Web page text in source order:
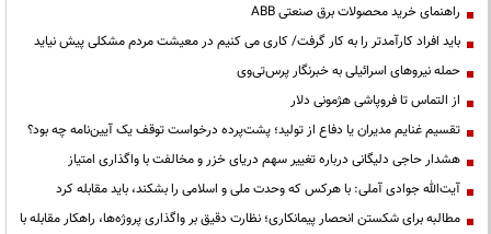
راهنمای خرید محصولات برق صنعتی ABB
باید افراد کارآمدتر را به کار گرفت/ کاری می کنیم در معیشت مردم مشکلی پیش نیاید
حمله نیروهای اسرائیلی به خبرنگار پرس‌تی‌وی
از التماس تا فروپاشی هژمونی دلار
تقسیم غنایم مدیران یا دفاع از تولید؛ پشت‌پرده درخواست توقف یک آیین‌نامه چه بود؟
هشدار حاجی دلیگانی درباره تغییر سهم دریای خزر و مخالفت با واگذاری امتیاز
آیت‌الله جوادی آملی: با هرکس که وحدت ملی و اسلامی را بشکند، باید مقابله کرد
مطالبه برای شکستن انحصار پیمانکاری؛ نظارت دقیق بر واگذاری پروژه‌ها، راهکار مقابله با